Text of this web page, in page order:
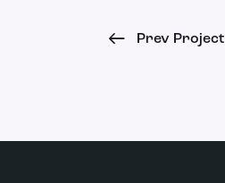
Prev Project